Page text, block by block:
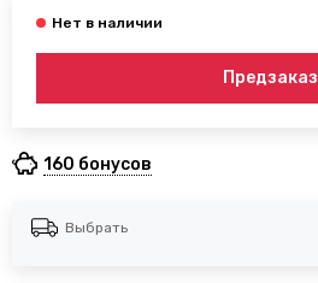
Предзаказ
160 бонусов
Выбрать